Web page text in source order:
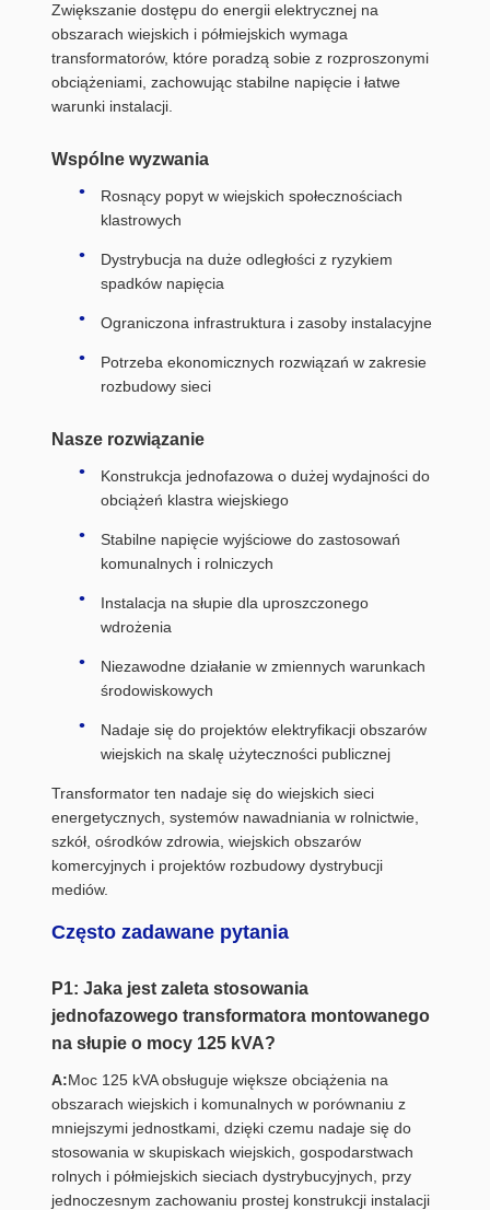
Zwiększanie dostępu do energii elektrycznej na
obszarach wiejskich i półmiejskich wymaga
transformatorów, które poradzą sobie z rozproszonymi
obciążeniami, zachowując stabilne napięcie i łatwe
warunki instalacji.
Wspólne wyzwania
Rosnący popyt w wiejskich społecznościach
klastrowych
Dystrybucja na duże odległości z ryzykiem
spadków napięcia
Ograniczona infrastruktura i zasoby instalacyjne
Potrzeba ekonomicznych rozwiązań w zakresie
rozbudowy sieci
Nasze rozwiązanie
Konstrukcja jednofazowa o dużej wydajności do
obciążeń klastra wiejskiego
Stabilne napięcie wyjściowe do zastosowań
komunalnych i rolniczych
Instalacja na słupie dla uproszczonego
wdrożenia
Niezawodne działanie w zmiennych warunkach
środowiskowych
Nadaje się do projektów elektryfikacji obszarów
wiejskich na skalę użyteczności publicznej
Transformator ten nadaje się do wiejskich sieci
energetycznych, systemów nawadniania w rolnictwie,
szkół, ośrodków zdrowia, wiejskich obszarów
komercyjnych i projektów rozbudowy dystrybucji
mediów.
Często zadawane pytania
P1: Jaka jest zaleta stosowania
jednofazowego transformatora montowanego
na słupie o mocy 125 kVA?
A:Moc 125 kVA obsługuje większe obciążenia na
obszarach wiejskich i komunalnych w porównaniu z
mniejszymi jednostkami, dzięki czemu nadaje się do
stosowania w skupiskach wiejskich, gospodarstwach
rolnych i półmiejskich sieciach dystrybucyjnych, przy
jednoczesnym zachowaniu prostej konstrukcji instalacji